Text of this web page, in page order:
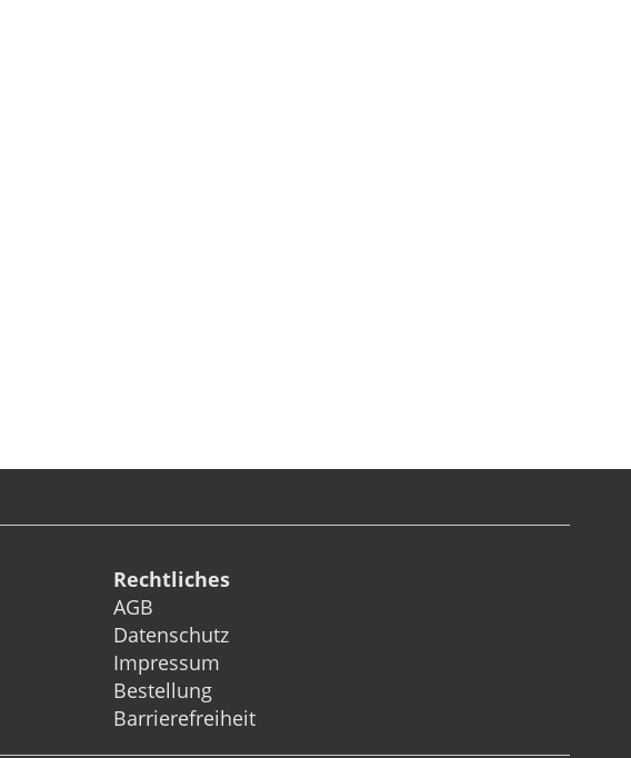
Rechtliches
AGB
Datenschutz
Impressum
Bestellung
Barrierefreiheit